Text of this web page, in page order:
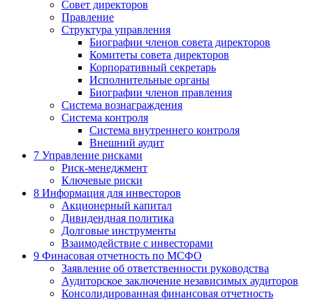
Совет директоров
Правление
Структура управления
Биографии членов совета директоров
Комитеты совета директоров
Корпоративный секретарь
Исполнительные органы
Биографии членов правления
Система вознаграждения
Система контроля
Система внутреннего контроля
Внешний аудит
7 Управление рисками
Риск-менеджмент
Ключевые риски
8 Информация для инвесторов
Акционерный капитал
Дивидендная политика
Долговые инструменты
Взаимодействие с инвеcторами
9 Финасовая отчетность по МСФО
Заявление об ответственности руководства
Аудиторское заключение независимых аудиторов
Консолидированная финансовая отчетность